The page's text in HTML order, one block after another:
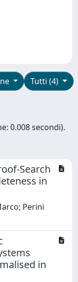
Tutti (4)
0.008 secondi).
Search
in
Perini
in